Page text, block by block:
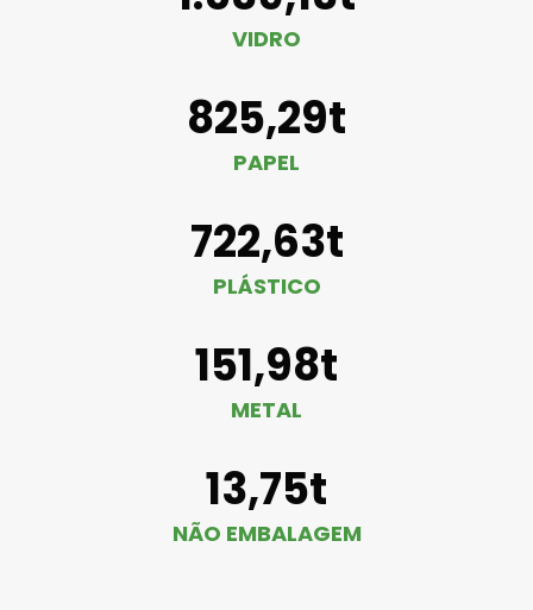
VIDRO
825,29t
PAPEL
722,63t
PLÁSTICO
151,98t
METAL
13,75t
NÃO EMBALAGEM